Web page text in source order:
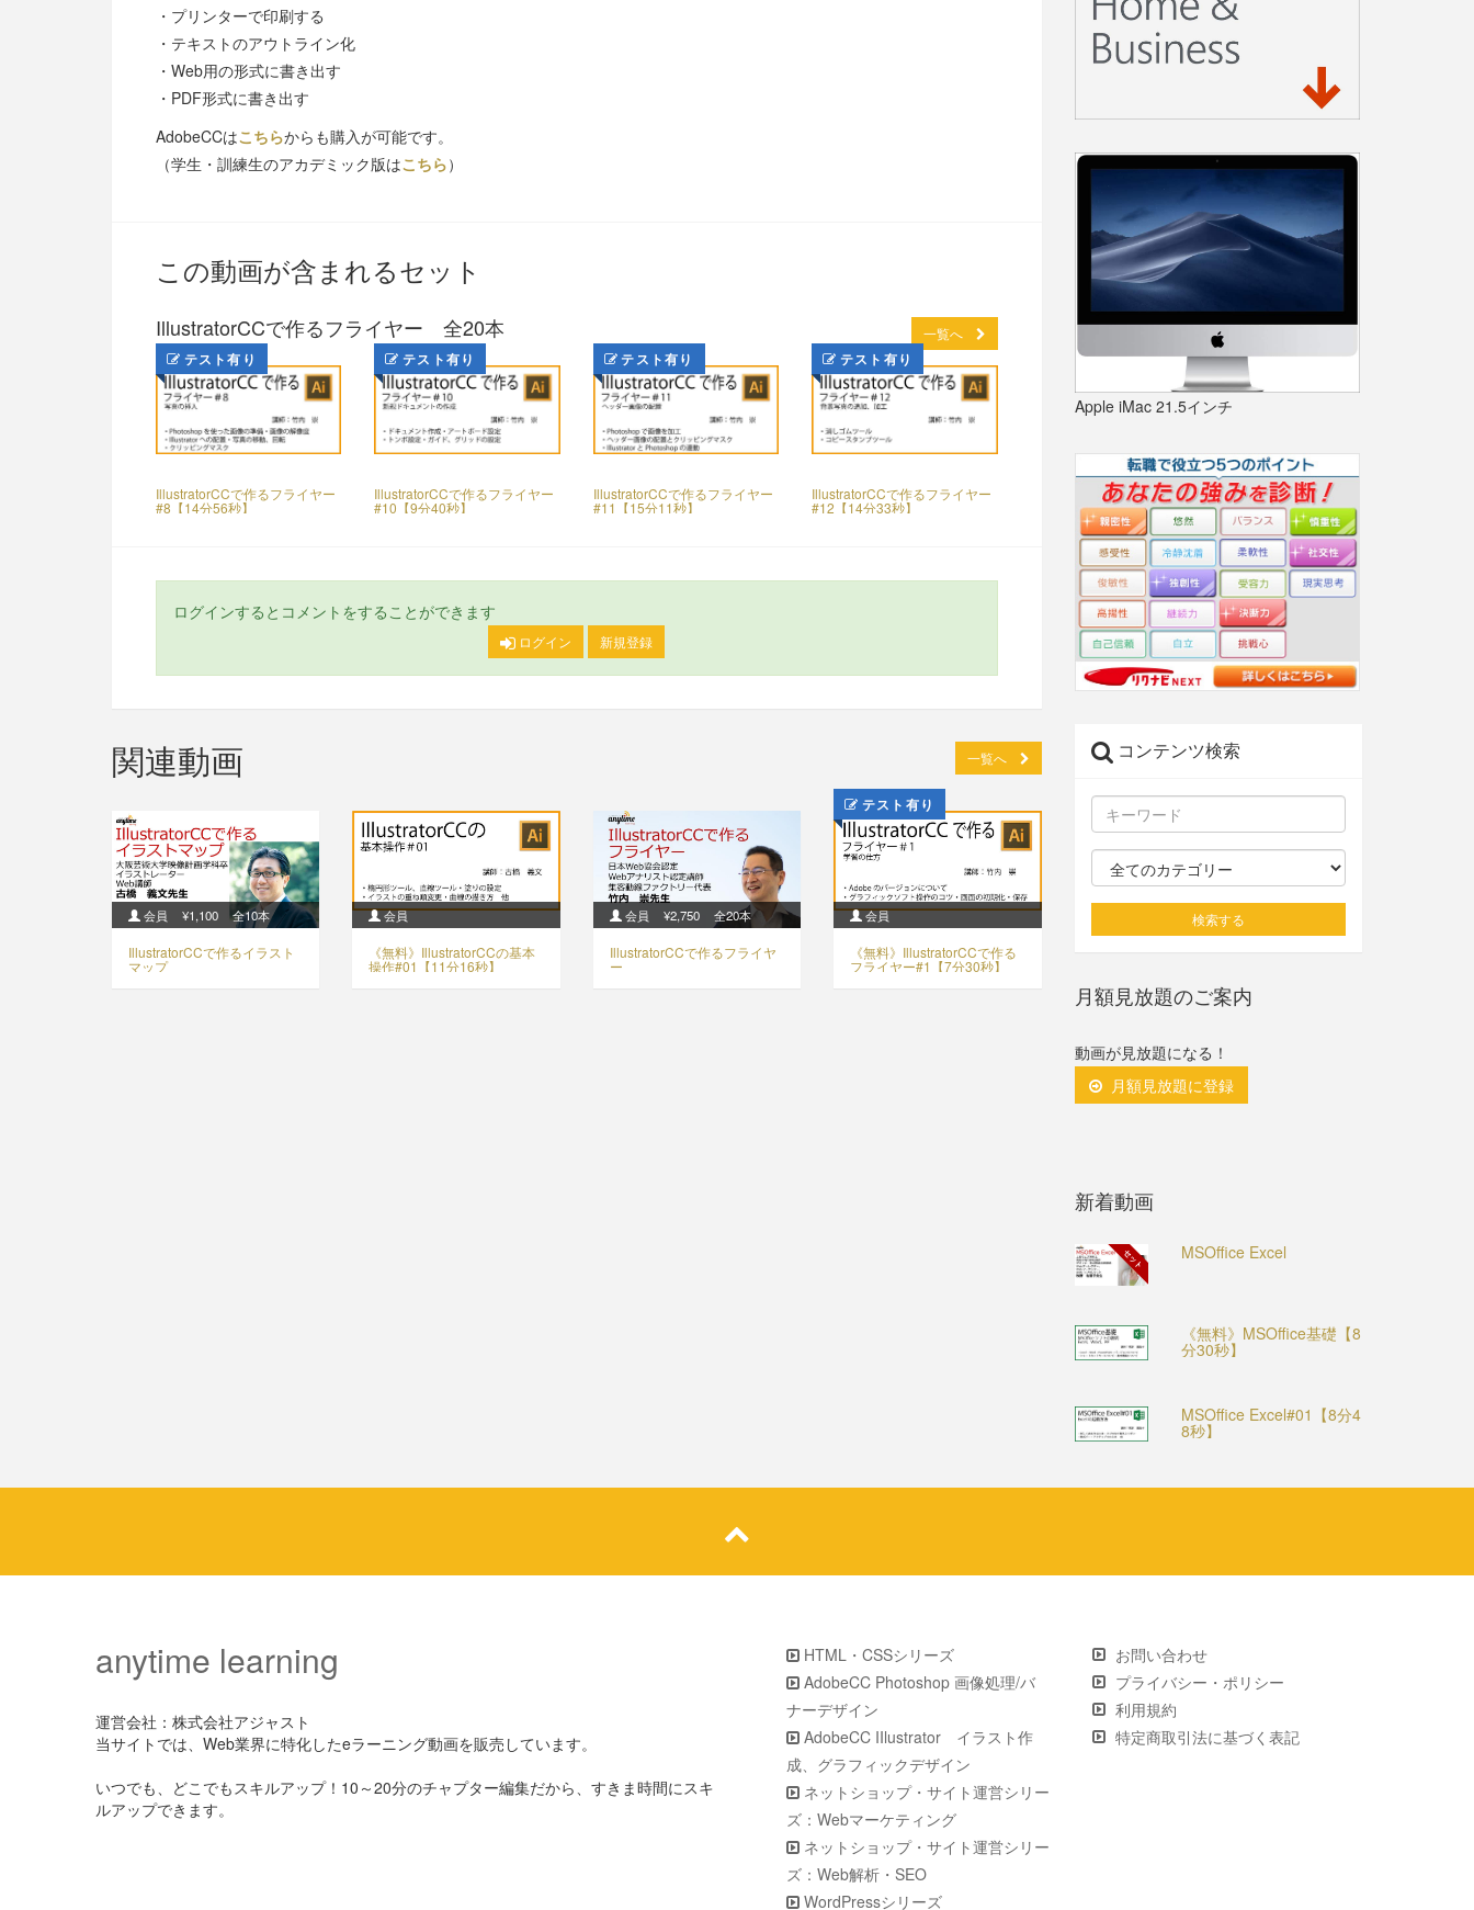
・プリンターで印刷する
・テキストのアウトライン化
・Web用の形式に書き出す
・PDF形式に書き出す
AdobeCCはこちらからも購入が可能です。
（学生・訓練生のアカデミック版はこちら）
この動画が含まれるセット
IllustratorCCで作るフライヤー 全20本 一覧へ
テスト有り
IllustratorCCで作るフライヤー
#8【14分56秒】
テスト有り
IllustratorCCで作るフライヤー
#10【9分40秒】
テスト有り
IllustratorCCで作るフライヤー
#11【15分11秒】
テスト有り
IllustratorCCで作るフライヤー
#12【14分33秒】
ログインするとコメントをすることができます
ログイン 新規登録
関連動画 一覧へ
会員 ¥1,100 全10本
IllustratorCCで作るイラスト
マップ
会員
《無料》IllustratorCCの基本
操作#01【11分16秒】
会員 ¥2,750 全20本
IllustratorCCで作るフライヤ
ー
テスト有り
会員
《無料》IllustratorCCで作る
フライヤー#1【7分30秒】
Apple iMac 21.5インチ
コンテンツ検索
検索する
月額見放題のご案内
動画が見放題になる！
月額見放題に登録
新着動画
セット MSOffice Excel
《無料》MSOffice基礎【8
分30秒】
MSOffice Excel#01【8分4
8秒】
anytime learning
運営会社：株式会社アジャスト
当サイトでは、Web業界に特化したeラーニング動画を販売しています。
いつでも、どこでもスキルアップ！10～20分のチャプター編集だから、すきま時間にスキ
ルアップできます。
HTML・CSSシリーズ
AdobeCC Photoshop 画像処理/バ
ナーデザイン
AdobeCC IIlustrator イラスト作
成、グラフィックデザイン
ネットショップ・サイト運営シリー
ズ：Webマーケティング
ネットショップ・サイト運営シリー
ズ：Web解析・SEO
WordPressシリーズ
お問い合わせ
プライバシー・ポリシー
利用規約
特定商取引法に基づく表記